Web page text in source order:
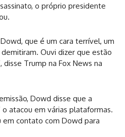
o próprio presidente
que é um cara terrível, um
Ouvi dizer que estão
Trump na Fox News na
Dowd disse que a
atacou em várias plataformas.
em contato com Dowd para